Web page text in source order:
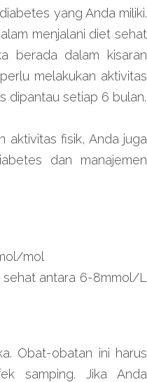
yang Anda miliki.
menjalani diet sehat
berada dalam kisaran
melakukan aktivitas
dipantau setiap 6 bulan.
aktivitas fisik, Anda juga
dan manajemen
mol
antara 6-8mmol/L
Obat-obatan ini harus
samping. Jika Anda